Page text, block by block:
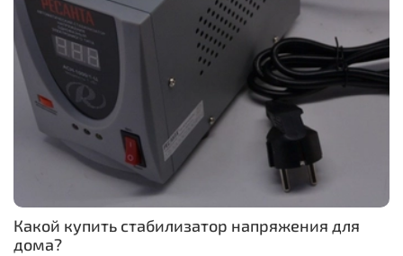
Какой купить стабилизатор напряжения для
дома?